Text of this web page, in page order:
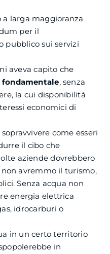
a larga maggioranza
per il
pubblico sui servizi
aveva capito che
fondamentale, senza
la cui disponibilità
economici di
come esseri
il cibo che
aziende dovrebbero
avremmo il turismo,
Senza acqua non
energia elettrica
idrocarburi o
in un certo territorio
in